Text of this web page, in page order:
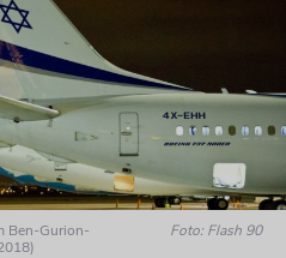
Ben-Gurion-
Foto: Flash 90